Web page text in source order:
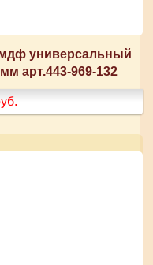
универсальный
арт.443-969-132